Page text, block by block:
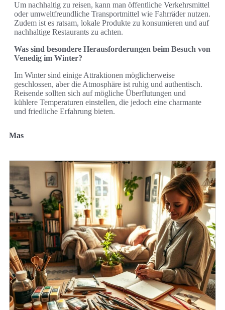
Um nachhaltig zu reisen, kann man öffentliche Verkehrsmittel
oder umweltfreundliche Transportmittel wie Fahrräder nutzen.
Zudem ist es ratsam, lokale Produkte zu konsumieren und auf
nachhaltige Restaurants zu achten.
Was sind besondere Herausforderungen beim Besuch von
Venedig im Winter?
Im Winter sind einige Attraktionen möglicherweise
geschlossen, aber die Atmosphäre ist ruhig und authentisch.
Reisende sollten sich auf mögliche Überflutungen und
kühlere Temperaturen einstellen, die jedoch eine charmante
und friedliche Erfahrung bieten.
Mas